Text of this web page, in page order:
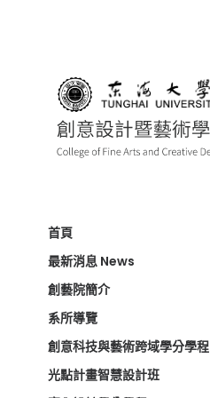
首頁
最新消息 News
創藝院簡介
系所導覽
創意科技與藝術跨域學分學程
光點計畫智慧設計班